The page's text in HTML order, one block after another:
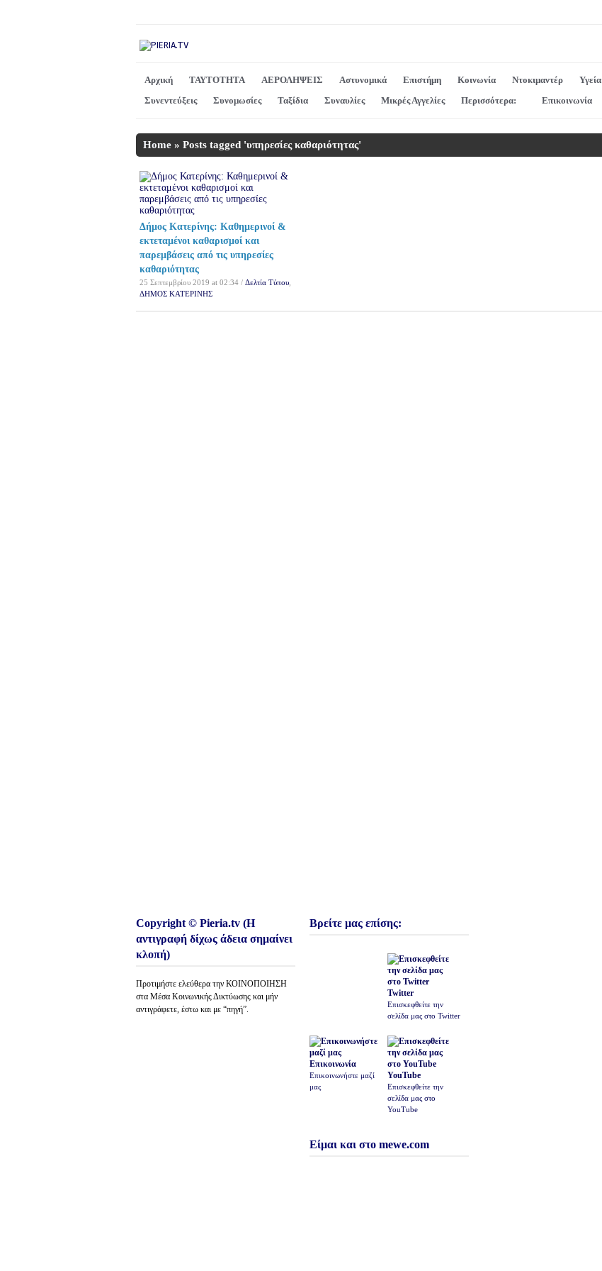
Αρχική ΤΑΥΤΟΤΗΤΑ ΑΕΡΟΛΗΨΕΙΣ Αστυνομικά Επιστήμη Κοινωνία Ντοκιμαντέρ Υγεία
Συνεντεύξεις
Συνομωσίες Ταξίδια Συναυλίες Μικρές Αγγελίες Περισσότερα: Επικοινωνία
Home » Posts tagged 'υπηρεσίες καθαριότητας'
Δήμος Κατερίνης: Καθημερινοί &
εκτεταμένοι καθαρισμοί και
παρεμβάσεις από τις υπηρεσίες
καθαριότητας
25 Σεπτεμβρίου 2019 at 02:34 / Δελτία Τύπου
ΔΗΜΟΣ ΚΑΤΕΡΙΝΗΣ
Copyright © Pieria.tv (Η
αντιγραφή δίχως άδεια σημαίνει
κλοπή)
Προτιμήστε ελεύθερα την ΚΟΙΝΟΠΟΙΗΣΗ
στα Μέσα Κοινωνικής Δικτύωσης και μήν
αντιγράφετε, έστω και με “πηγή”.
Βρείτε μας επίσης:
Twitter
Επισκεφθείτε την
σελίδα μας στο Twitter
Επικοινωνία
Επικοινωνήστε μαζί
μας
YouTube
Επισκεφθείτε την
σελίδα μας στο
YouTube
Είμαι και στο mewe.com